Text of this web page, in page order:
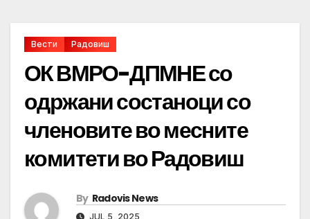
Вести Радовиш
ОК ВМРО-ДПМНЕ со
одржани состаноци со
членовите во месните
комитети во Радовиш
By Radovis News
JUL 5, 2025